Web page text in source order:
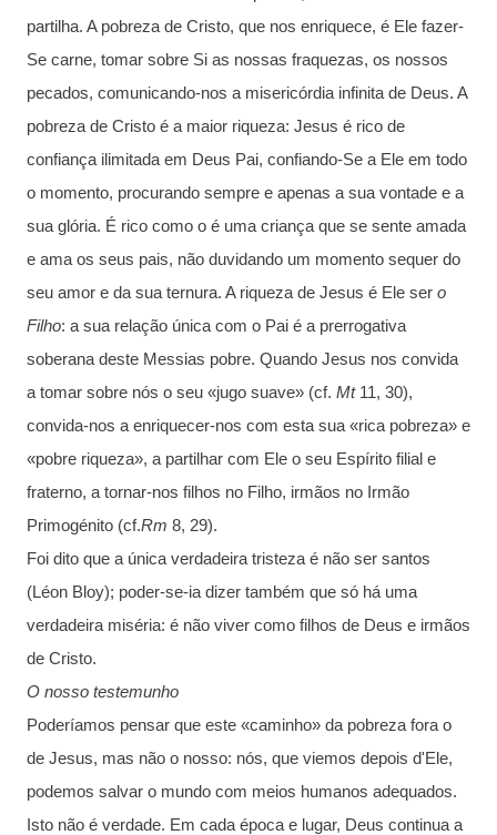
partilha. A pobreza de Cristo, que nos enriquece, é Ele fazer-
Se carne, tomar sobre Si as nossas fraquezas, os nossos
pecados, comunicando-nos a misericórdia infinita de Deus. A
pobreza de Cristo é a maior riqueza: Jesus é rico de
confiança ilimitada em Deus Pai, confiando-Se a Ele em todo
o momento, procurando sempre e apenas a sua vontade e a
sua glória. É rico como o é uma criança que se sente amada
e ama os seus pais, não duvidando um momento sequer do
seu amor e da sua ternura. A riqueza de Jesus é Ele ser o
Filho: a sua relação única com o Pai é a prerrogativa
soberana deste Messias pobre. Quando Jesus nos convida
a tomar sobre nós o seu «jugo suave» (cf. Mt11, 30),
convida-nos a enriquecer-nos com esta sua «rica pobreza» e
«pobre riqueza», a partilhar com Ele o seu Espírito filial e
fraterno, a tornar-nos filhos no Filho, irmãos no Irmão
Primogénito (cf.Rm 8, 29).
Foi dito que a única verdadeira tristeza é não ser santos
(Léon Bloy); poder-se-ia dizer também que só há uma
verdadeira miséria: é não viver como filhos de Deus e irmãos
de Cristo.
O nosso testemunho
Poderíamos pensar que este «caminho» da pobreza fora o
de Jesus, mas não o nosso: nós, que viemos depois d'Ele,
podemos salvar o mundo com meios humanos adequados.
Isto não é verdade. Em cada época e lugar, Deus continua a